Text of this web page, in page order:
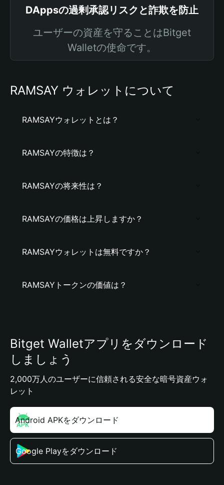
DAppsの過剰承認リスクと詐欺を防止
ユーザーの資産を守ることはBitget
Walletの使命です。
RAMSAY ウォレットについて
RAMSAYウォレットとは？
RAMSAYの特徴は？
RAMSAYの将来性は？
RAMSAYの価格は上昇しますか？
RAMSAYウォレットは無料ですか？
RAMSAYトークンの価値は？
Bitget Walletアプリをダウンロード
しましょう
2,000万人のユーザーに信頼される安全な暗号資産ウォ
レット
Android APKをダウンロード
Google Playをダウンロード